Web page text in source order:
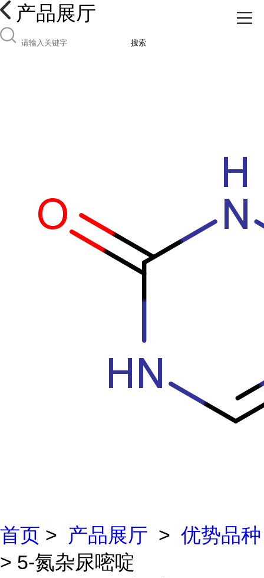
产品展厅
搜索
首页 > 产品展厅 > 优势品种
> 5-氮杂尿嘧啶